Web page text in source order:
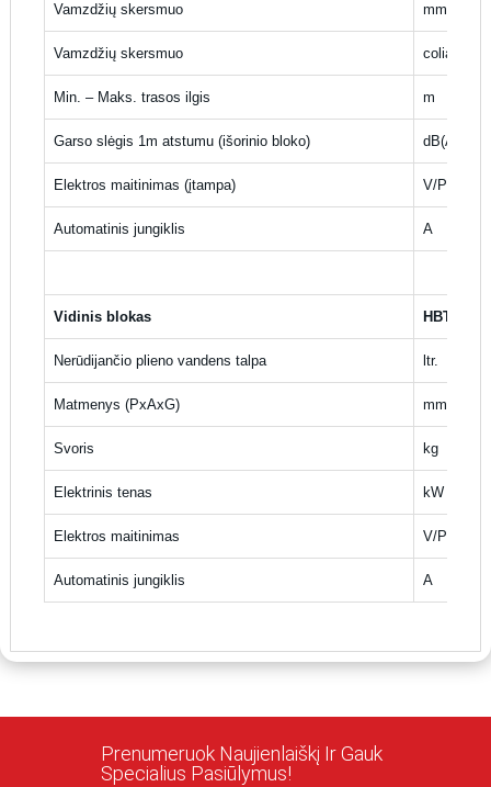
Vamzdžių skersmuo mm
Vamzdžių skersmuo coliai
Min. – Maks. trasos ilgis m
Garso slėgis 1m atstumu (išorinio bloko) dB(A)
Elektros maitinimas (įtampa) V/Ph/Hz
Automatinis jungiklis A
Vidinis blokas HBT
Nerūdijančio plieno vandens talpa ltr.
Matmenys (PxAxG) mm
Svoris kg
Elektrinis tenas kW
Elektros maitinimas V/Ph/Hz
Automatinis jungiklis A
Prenumeruok Naujienlaiškį Ir Gauk
Specialius Pasiūlymus!